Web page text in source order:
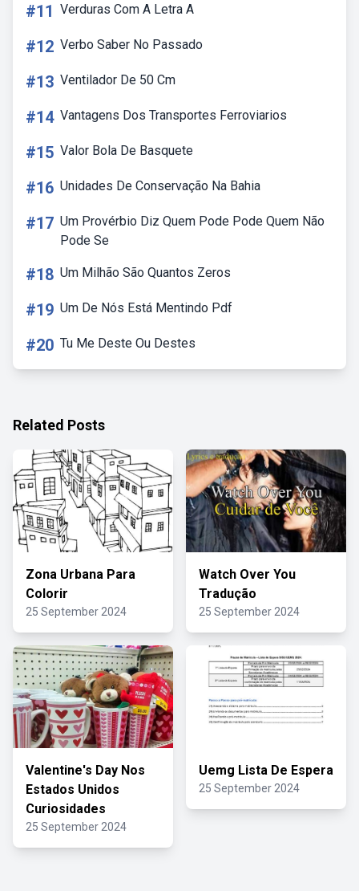
#11 Verduras Com A Letra A
#12 Verbo Saber No Passado
#13 Ventilador De 50 Cm
#14 Vantagens Dos Transportes Ferroviarios
#15 Valor Bola De Basquete
#16 Unidades De Conservação Na Bahia
#17 Um Provérbio Diz Quem Pode Pode Quem Não
Pode Se
#18 Um Milhão São Quantos Zeros
#19 Um De Nós Está Mentindo Pdf
#20 Tu Me Deste Ou Destes
Related Posts
Zona Urbana Para
Colorir
25 September 2024
Watch Over You
Tradução
25 September 2024
Valentine's Day Nos
Estados Unidos
Curiosidades
25 September 2024
Uemg Lista De Espera
25 September 2024